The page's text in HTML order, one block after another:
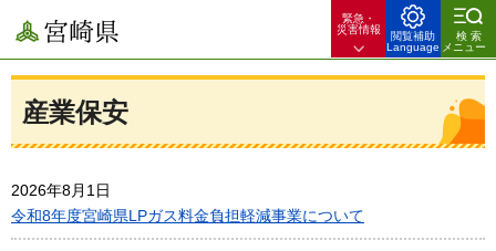
宮崎県
緊急・
災害情報
閲覧補助
Language
検索
メニュー
産業保安
2026年8月1日
令和8年度宮崎県LPガス料金負担軽減事業について